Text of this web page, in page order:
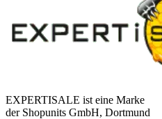
EXPERTISALE ist eine Marke
der Shopunits GmbH, Dortmund